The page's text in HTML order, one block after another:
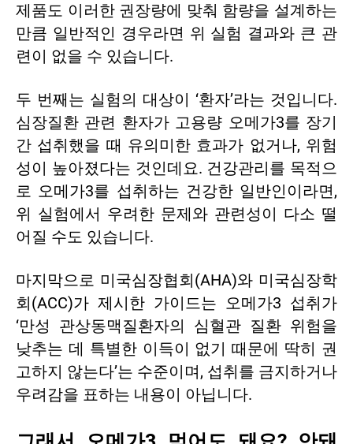
제품도 이러한 권장량에 맞춰 함량을 설계하는
만큼 일반적인 경우라면 위 실험 결과와 큰 관
련이 없을 수 있습니다.
두 번째는 실험의 대상이 ‘환자’라는 것입니다.
심장질환 관련 환자가 고용량 오메가3를 장기
간 섭취했을 때 유의미한 효과가 없거나, 위험
성이 높아졌다는 것인데요. 건강관리를 목적으
로 오메가3를 섭취하는 건강한 일반인이라면,
위 실험에서 우려한 문제와 관련성이 다소 떨
어질 수도 있습니다.
마지막으로 미국심장협회(AHA)와 미국심장학
회(ACC)가 제시한 가이드는 오메가3 섭취가
‘만성 관상동맥질환자의 심혈관 질환 위험을
낮추는 데 특별한 이득이 없기 때문에 딱히 권
고하지 않는다’는 수준이며, 섭취를 금지하거나
우려감을 표하는 내용이 아닙니다.